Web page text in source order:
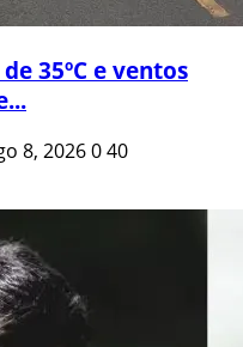
35ºC e ventos
8, 2026040